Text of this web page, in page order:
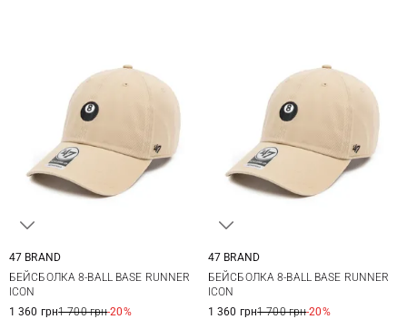
47 BRAND
БЕЙСБОЛКА 8-BALL BASE RUNNER
ICON
1 360 грн1 700 грн-20%
47 BRAND
БЕЙСБОЛКА 8-BALL BASE RUNNER
ICON
1 360 грн1 700 грн-20%